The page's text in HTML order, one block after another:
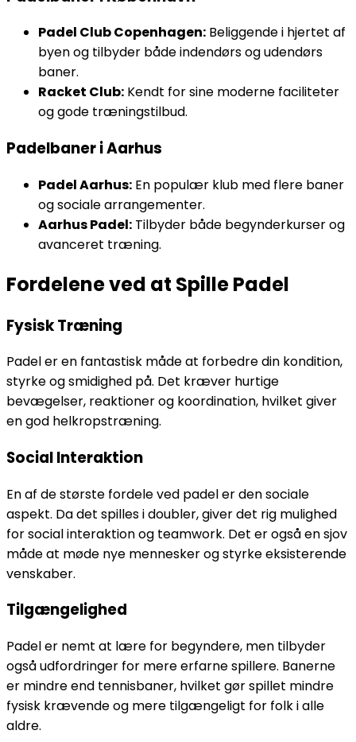
Padel Club Copenhagen: Beliggende i hjertet af
byen og tilbyder både indendørs og udendørs
baner.
Racket Club: Kendt for sine moderne faciliteter
og gode træningstilbud.
Padelbaner i Aarhus
Padel Aarhus: En populær klub med flere baner
og sociale arrangementer.
Aarhus Padel: Tilbyder både begynderkurser og
avanceret træning.
Fordelene ved at Spille Padel
Fysisk Træning
Padel er en fantastisk måde at forbedre din kondition,
styrke og smidighed på. Det kræver hurtige
bevægelser, reaktioner og koordination, hvilket giver
en god helkropstræning.
Social Interaktion
En af de største fordele ved padel er den sociale
aspekt. Da det spilles i doubler, giver det rig mulighed
for social interaktion og teamwork. Det er også en sjov
måde at møde nye mennesker og styrke eksisterende
venskaber.
Tilgængelighed
Padel er nemt at lære for begyndere, men tilbyder
også udfordringer for mere erfarne spillere. Banerne
er mindre end tennisbaner, hvilket gør spillet mindre
fysisk krævende og mere tilgængeligt for folk i alle
aldre.